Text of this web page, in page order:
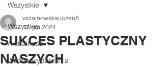
Wszystkie
Aktualności
Ważne wydarzenia
Wszystkie
SUKCES PLASTYCZNY
NASZYCH
vszajnowskauczen8
17 gru 2024